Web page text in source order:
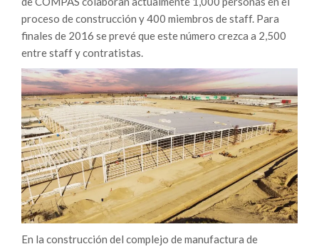
proceso de construcción y 400 miembros de staff. Para
finales de 2016 se prevé que este número crezca a 2,500
entre staff y contratistas.
En la construcción del complejo de manufactura de